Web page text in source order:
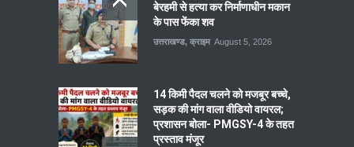
बेरहमी से हत्या कर निर्माणाधीन मकान
के पास फेंका शव
उत्तराखण्ड, क्राइम August 5, 2026
14 किमी पैदल चलने को मजबूर बच्चे,
सड़क की मांग वाला वीडियो वायरल;
प्रशासन बोला- PMGSY-4 के तहत
प्रस्ताव मंजूर